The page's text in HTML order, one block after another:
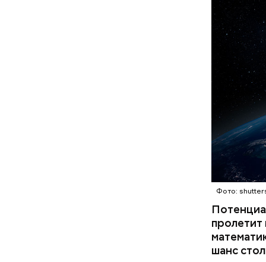
Фото:
пролетит
шанс
стали
как
Евразию
собирать
По его